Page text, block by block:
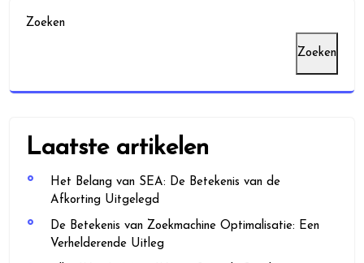
Zoeken
Zoeken
Laatste artikelen
Het Belang van SEA: De Betekenis van de
Afkorting Uitgelegd
De Betekenis van Zoekmachine Optimalisatie: Een
Verhelderende Uitleg